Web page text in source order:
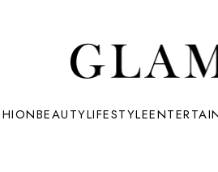
BEAUTYLIFESTYLE